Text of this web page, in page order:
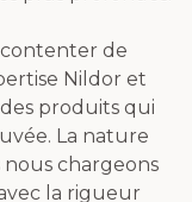
contenter de
Nildor et
produits qui
La nature
nous chargeons
la rigueur